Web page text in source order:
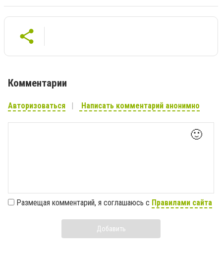
Комментарии
Авторизоваться Написать комментарий анонимно
🙂
Размещая комментарий, я соглашаюсь с Правилами сайта
Добавить